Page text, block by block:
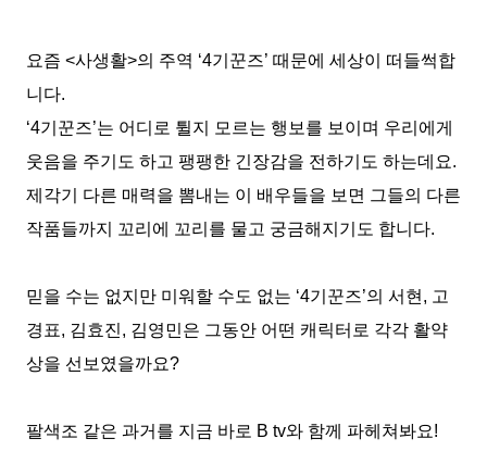
요즘 <사생활>의 주역 ‘4기꾼즈’ 때문에 세상이 떠들썩합
니다.
‘4기꾼즈’는 어디로 튈지 모르는 행보를 보이며 우리에게
웃음을 주기도 하고 팽팽한 긴장감을 전하기도 하는데요.
제각기 다른 매력을 뽐내는 이 배우들을 보면 그들의 다른
작품들까지 꼬리에 꼬리를 물고 궁금해지기도 합니다.
믿을 수는 없지만 미워할 수도 없는 ‘4기꾼즈’의 서현 , 고
경표, 김효진, 김영민은 그동안 어떤 캐릭터로 각각 활약
상을 선보였을까요?
팔색조 같은 과거를 지금 바로 B tv와 함께 파헤쳐봐요!